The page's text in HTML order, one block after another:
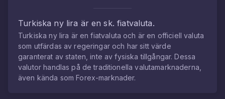
Turkiska ny lira är en sk. fiatvaluta.
Turkiska ny lira är en fiatvaluta och är en officiell valuta
som utfärdas av regeringar och har sitt värde
garanterat av staten, inte av fysiska tillgångar. Dessa
valutor handlas på de traditionella valutamarknaderna,
även kända som Forex-marknader.